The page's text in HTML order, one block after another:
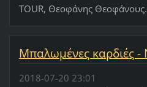
TOUR, Θεοφάνης Θεοφάνους.
Μπαλωμένες καρδιές
2018-07-20 23:01